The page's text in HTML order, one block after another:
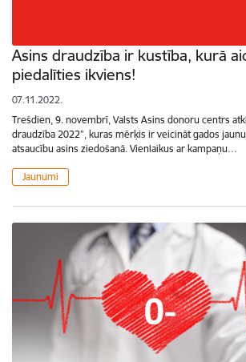
Asins draudzība ir kustība, kurā
piedalīties ikviens!
07.11.2022.
Trešdien, 9. novembrī, Valsts Asins donoru centrs
draudzība 2022”, kuras mērķis ir veicināt gados
atsaucību asins ziedošanā. Vienlaikus ar kampaņu…
Jaunumi